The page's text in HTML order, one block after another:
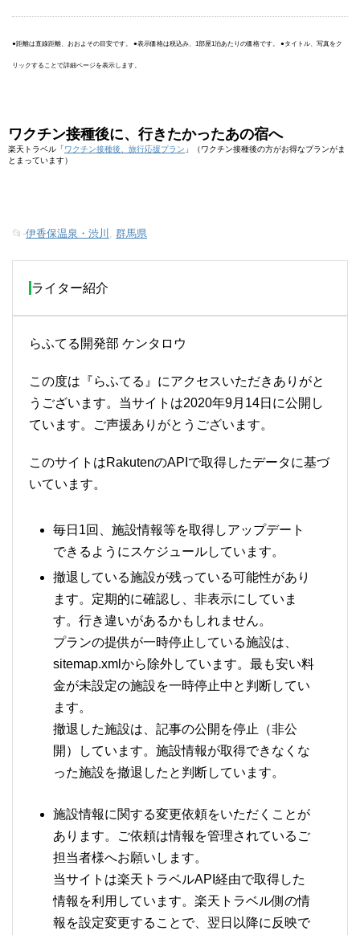
●距離は直線距離、おおよその目安です。 ●表示価格は税込み、1部屋1泊あたりの価格です。 ●タイトル、写真をク
リックすることで詳細ページを表示します。
ワクチン接種後に、行きたかったあの宿へ
楽天トラベル「 ワクチン接種後、旅行応援プラン 」（ワクチン接種後の方がお得なプランがま
とまっています）
📂-伊香保温泉・渋川 , 群馬県
ライター紹介
らふてる開発部 ケンタロウ
この度は『らふてる』にアクセスいただきありがと
うございます。当サイトは2020年9月14日に公開し
ています。ご声援ありがとうございます。
このサイトはRakutenのAPIで取得したデータに基づ
いています。
毎日1回、施設情報等を取得しアップデート
できるようにスケジュールしています。
撤退している施設が残っている可能性があり
ます。定期的に確認し、非表示にしていま
す。行き違いがあるかもしれません。
プランの提供が一時停止している施設は、
sitemap.xmlから除外しています。最も安い料
金が未設定の施設を一時停止中と判断してい
ます。
撤退した施設は、記事の公開を停止（非公
開）しています。施設情報が取得できなくな
った施設を撤退したと判断しています。
施設情報に関する変更依頼をいただくことが
あります。ご依頼は情報を管理されているご
担当者様へお願いします。
当サイトは楽天トラベルAPI経由で取得した
情報を利用しています。楽天トラベル側の情
報を設定変更することで、翌日以降に反映で